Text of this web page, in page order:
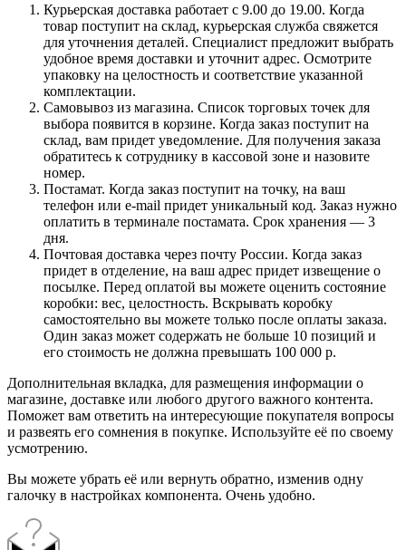
Курьерская доставка работает с 9.00 до 19.00. Когда
товар поступит на склад, курьерская служба свяжется
для уточнения деталей. Специалист предложит выбрать
удобное время доставки и уточнит адрес. Осмотрите
упаковку на целостность и соответствие указанной
комплектации.
Самовывоз из магазина. Список торговых точек для
выбора появится в корзине. Когда заказ поступит на
склад, вам придет уведомление. Для получения заказа
обратитесь к сотруднику в кассовой зоне и назовите
номер.
Постамат. Когда заказ поступит на точку, на ваш
телефон или e-mail придет уникальный код. Заказ нужно
оплатить в терминале постамата. Срок хранения — 3
дня.
Почтовая доставка через почту России. Когда заказ
придет в отделение, на ваш адрес придет извещение о
посылке. Перед оплатой вы можете оценить состояние
коробки: вес, целостность. Вскрывать коробку
самостоятельно вы можете только после оплаты заказа.
Один заказ может содержать не больше 10 позиций и
его стоимость не должна превышать 100 000 р.
Дополнительная вкладка, для размещения информации о
магазине, доставке или любого другого важного контента.
Поможет вам ответить на интересующие покупателя вопросы
и развеять его сомнения в покупке. Используйте её по своему
усмотрению.
Вы можете убрать её или вернуть обратно, изменив одну
галочку в настройках компонента. Очень удобно.